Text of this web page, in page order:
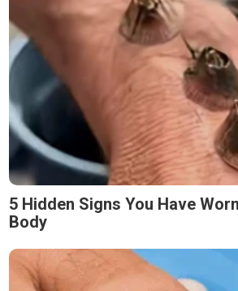
5 Hidden Signs You Have
Body